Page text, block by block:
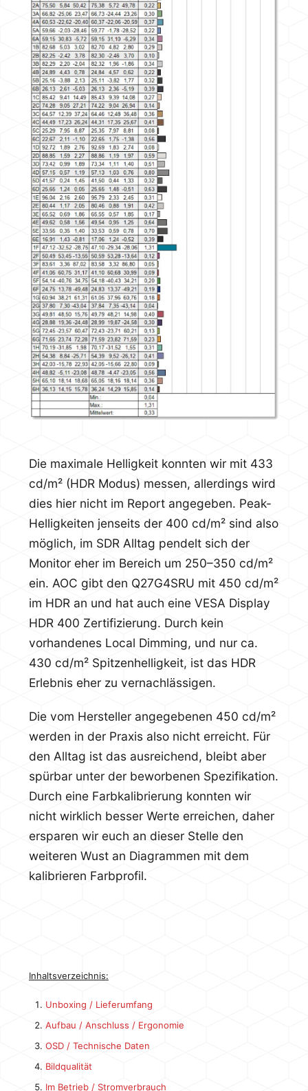
Die maximale Helligkeit konnten wir mit 433
cd/m² (HDR Modus) messen, allerdings wird
dies hier nicht im Report angegeben. Peak-
Helligkeiten jenseits der 400 cd/m² sind also
möglich, im SDR Alltag pendelt sich der
Monitor eher im Bereich um 250–350 cd/m²
ein. AOC gibt den Q27G4SRU mit 450 cd/m²
im HDR an und hat auch eine VESA Display
HDR 400 Zertifizierung. Durch kein
vorhandenes Local Dimming, und nur ca.
430 cd/m² Spitzenhelligkeit, ist das HDR
Erlebnis eher zu vernachlässigen.
Die vom Hersteller angegebenen 450 cd/m²
werden in der Praxis also nicht erreicht. Für
den Alltag ist das ausreichend, bleibt aber
spürbar unter der beworbenen Spezifikation.
Durch eine Farbkalibrierung konnten wir
nicht wirklich besser Werte erreichen, daher
ersparen wir euch an dieser Stelle den
weiteren Wust an Diagrammen mit dem
kalibrieren Farbprofil.
Inhaltsverzeichnis:
Unboxing / Lieferumfang
Aufbau / Anschluss / Ergonomie
OSD / Technische Daten
Bildqualität
Im Betrieb / Stromverbrauch